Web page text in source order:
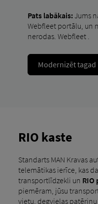
Pats labākais:Jums
Webfleet portālu, un
nerodas. Webfleet .
Modernizēt tagad
RIO kaste
Standarts MAN Kravas
telemātikas ierīce, kas
transportlīdzekli un RIO
piemēram, jūsu
vietu, degvielas